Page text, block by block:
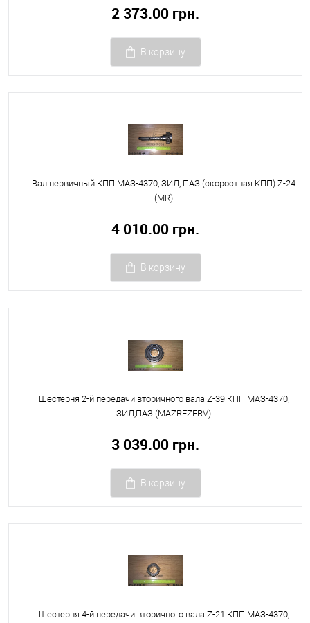
2 373.00 грн.
В корзину
Вал первичный КПП МАЗ-4370, ЗИЛ, ПАЗ (скоростная КПП) Z-24
(MR)
4 010.00 грн.
В корзину
Шестерня 2-й передачи вторичного вала Z-39 КПП МАЗ-4370,
ЗИЛ,ПАЗ (MAZREZERV)
3 039.00 грн.
В корзину
Шестерня 4-й передачи вторичного вала Z-21 КПП МАЗ-4370,